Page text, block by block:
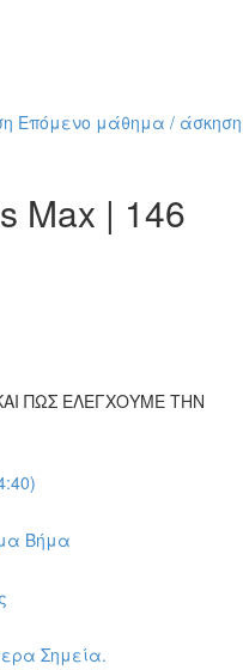
Επόμενο μάθημα / άσκηση
Max | 146
ΚΑΙ ΠΩΣ ΕΛΕΓΧΟΥΜΕ ΤΗΝ
Βήμα
Σημεία.